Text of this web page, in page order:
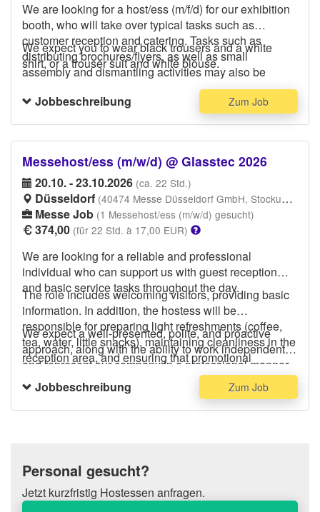
We are looking for a host/ess (m/f/d) for our exhibition
booth, who will take over typical tasks such as
customer reception and catering. Tasks such as
distributing brochures/flyers, as well as small
assembly and dismantling activities may also be
required. As you will also be conducting occasional
customer meetings, fluent German and English is a
must and additional language skills are an advantage.
We expect you to wear black trousers and a white
shirt, or a trouser suit and white blouse.
Jobbeschreibung Zum Job
Messehost/ess (m/w/d) @ Glasstec 2026
20.10. - 23.10.2026 (ca. 22 Std.)
Düsseldorf (40474 Messe Düsseldorf GmbH, Stockumer Kirchstraße, Düsseldorf-Stadtbezirk 5)
Messe Job (1 Messehost/ess (m/w/d) gesucht)
374,00 (für 22 Std. à 17,00 EUR)
We are looking for a reliable and professional
individual who can support us with guest reception
and basic service tasks throughout the day.
The role includes welcoming visitors, providing basic
information. In addition, the hostess will be
responsible for preparing light refreshments (coffee,
tea, water, little snacks), maintaining cleanliness in the
reception area, and ensuring that promotional
materials such as brochures and small giveaways are
continuously available. A basic level of English
We expect a well‑presented, polite, and proactive
approach, along with the ability to work independently
and represent our company in a professional manner.
A clean and elegant dress code is requested.
Jobbeschreibung Zum Job
Personal gesucht?
Jetzt kurzfristig Hostessen anfragen.